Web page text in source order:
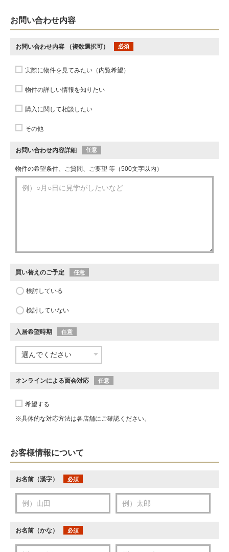
お問い合わせ内容
お問い合わせ内容 （複数選択可） 必須
実際に物件を見てみたい（内覧希望）
物件の詳しい情報を知りたい
購入に関して相談したい
その他
お問い合わせ内容詳細 任意
物件の希望条件、ご質問、ご要望 等（500文字以内）
買い替えのご予定 任意
検討している
検討していない
入居希望時期 任意
オンラインによる面会対応 任意
希望する
※具体的な対応方法は各店舗にご確認ください。
お客様情報について
お名前（漢字） 必須
お名前（かな） 必須